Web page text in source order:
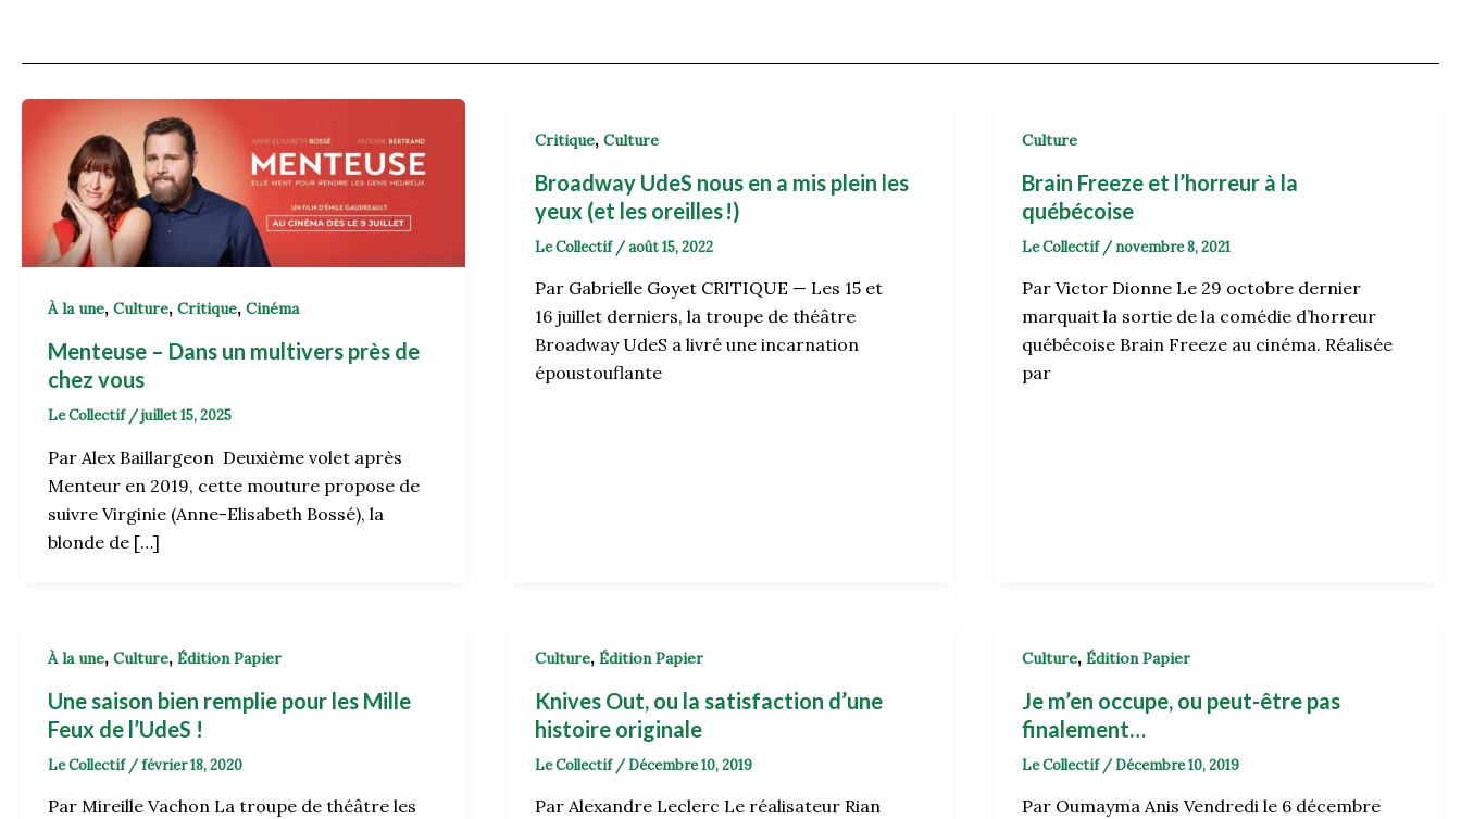
À la une, Culture, Critique, Cinéma
Menteuse – Dans un multivers près de
chez vous
Le Collectif /juillet 15, 2025
Par Alex Baillargeon Deuxième volet après
Menteur en 2019, cette mouture propose de
suivre Virginie (Anne-Elisabeth Bossé), la
blonde de […]
Critique, Culture
Broadway UdeS nous en a mis plein les
yeux (et les oreilles !)
Le Collectif /août 15, 2022
Par Gabrielle Goyet CRITIQUE — Les 15 et
16 juillet derniers, la troupe de théâtre
Broadway UdeS a livré une incarnation
époustouflante
Culture
Brain Freeze et l’horreur à la
québécoise
Le Collectif / novembre 8, 2021
Par Victor Dionne Le 29 octobre dernier
marquait la sortie de la comédie d’horreur
québécoise Brain Freeze au cinéma. Réalisée
par
À la une, Culture, Édition Papier
Une saison bien remplie pour les Mille
Feux de l’UdeS !
Le Collectif /février 18, 2020
Par Mireille Vachon La troupe de théâtre les
Culture, Édition Papier
Knives Out, ou la satisfaction d’une
histoire originale
Le Collectif /Décembre 10, 2019
Par Alexandre Leclerc Le réalisateur Rian
Culture, Édition Papier
Je m’en occupe, ou peut-être pas
finalement…
Le Collectif /Décembre 10, 2019
Par Oumayma Anis Vendredi le 6 décembre